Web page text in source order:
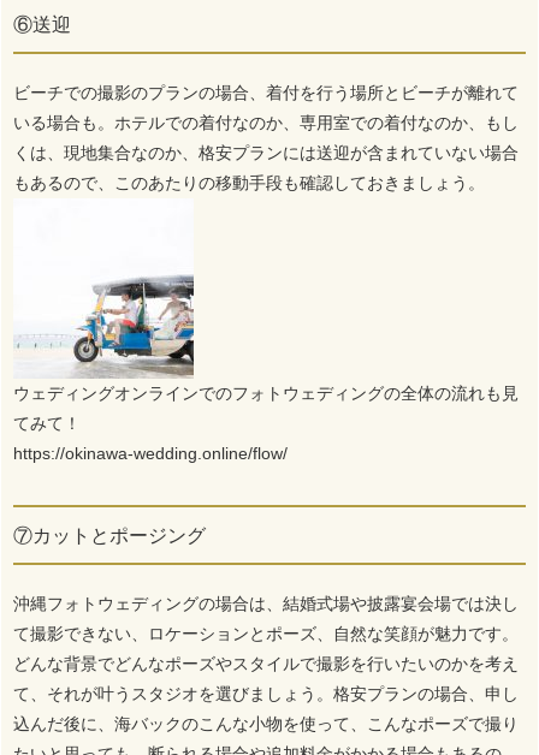
⑥送迎
ビーチでの撮影のプランの場合、着付を行う場所とビーチが離れて
いる場合も。ホテルでの着付なのか、専用室での着付なのか、もし
くは、現地集合なのか、格安プランには送迎が含まれていない場合
もあるので、このあたりの移動手段も確認しておきましょう。
ウェディングオンラインでのフォトウェディングの全体の流れも見
てみて！
https://okinawa-wedding.online/flow/
⑦カットとポージング
沖縄フォトウェディングの場合は、結婚式場や披露宴会場では決し
て撮影できない、ロケーションとポーズ、自然な笑顔が魅力です。
どんな背景でどんなポーズやスタイルで撮影を行いたいのかを考え
て、それが叶うスタジオを選びましょう。格安プランの場合、申し
込んだ後に、海バックのこんな小物を使って、こんなポーズで撮り